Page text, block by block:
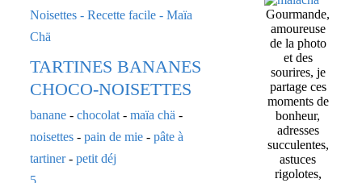
TARTINES BANANES
CHOCO-NOISETTES
banane - chocolat - maïa chä -
noisettes - pain de mie - pâte à
tartiner- petit déj
5
Gourmande,
amoureuse
de la photo
et des
sourires, je
partage ces
moments de
bonheur,
adresses
succulentes,
astuces
rigolotes,